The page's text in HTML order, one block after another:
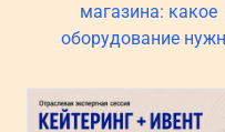
магазина: какое
оборудование